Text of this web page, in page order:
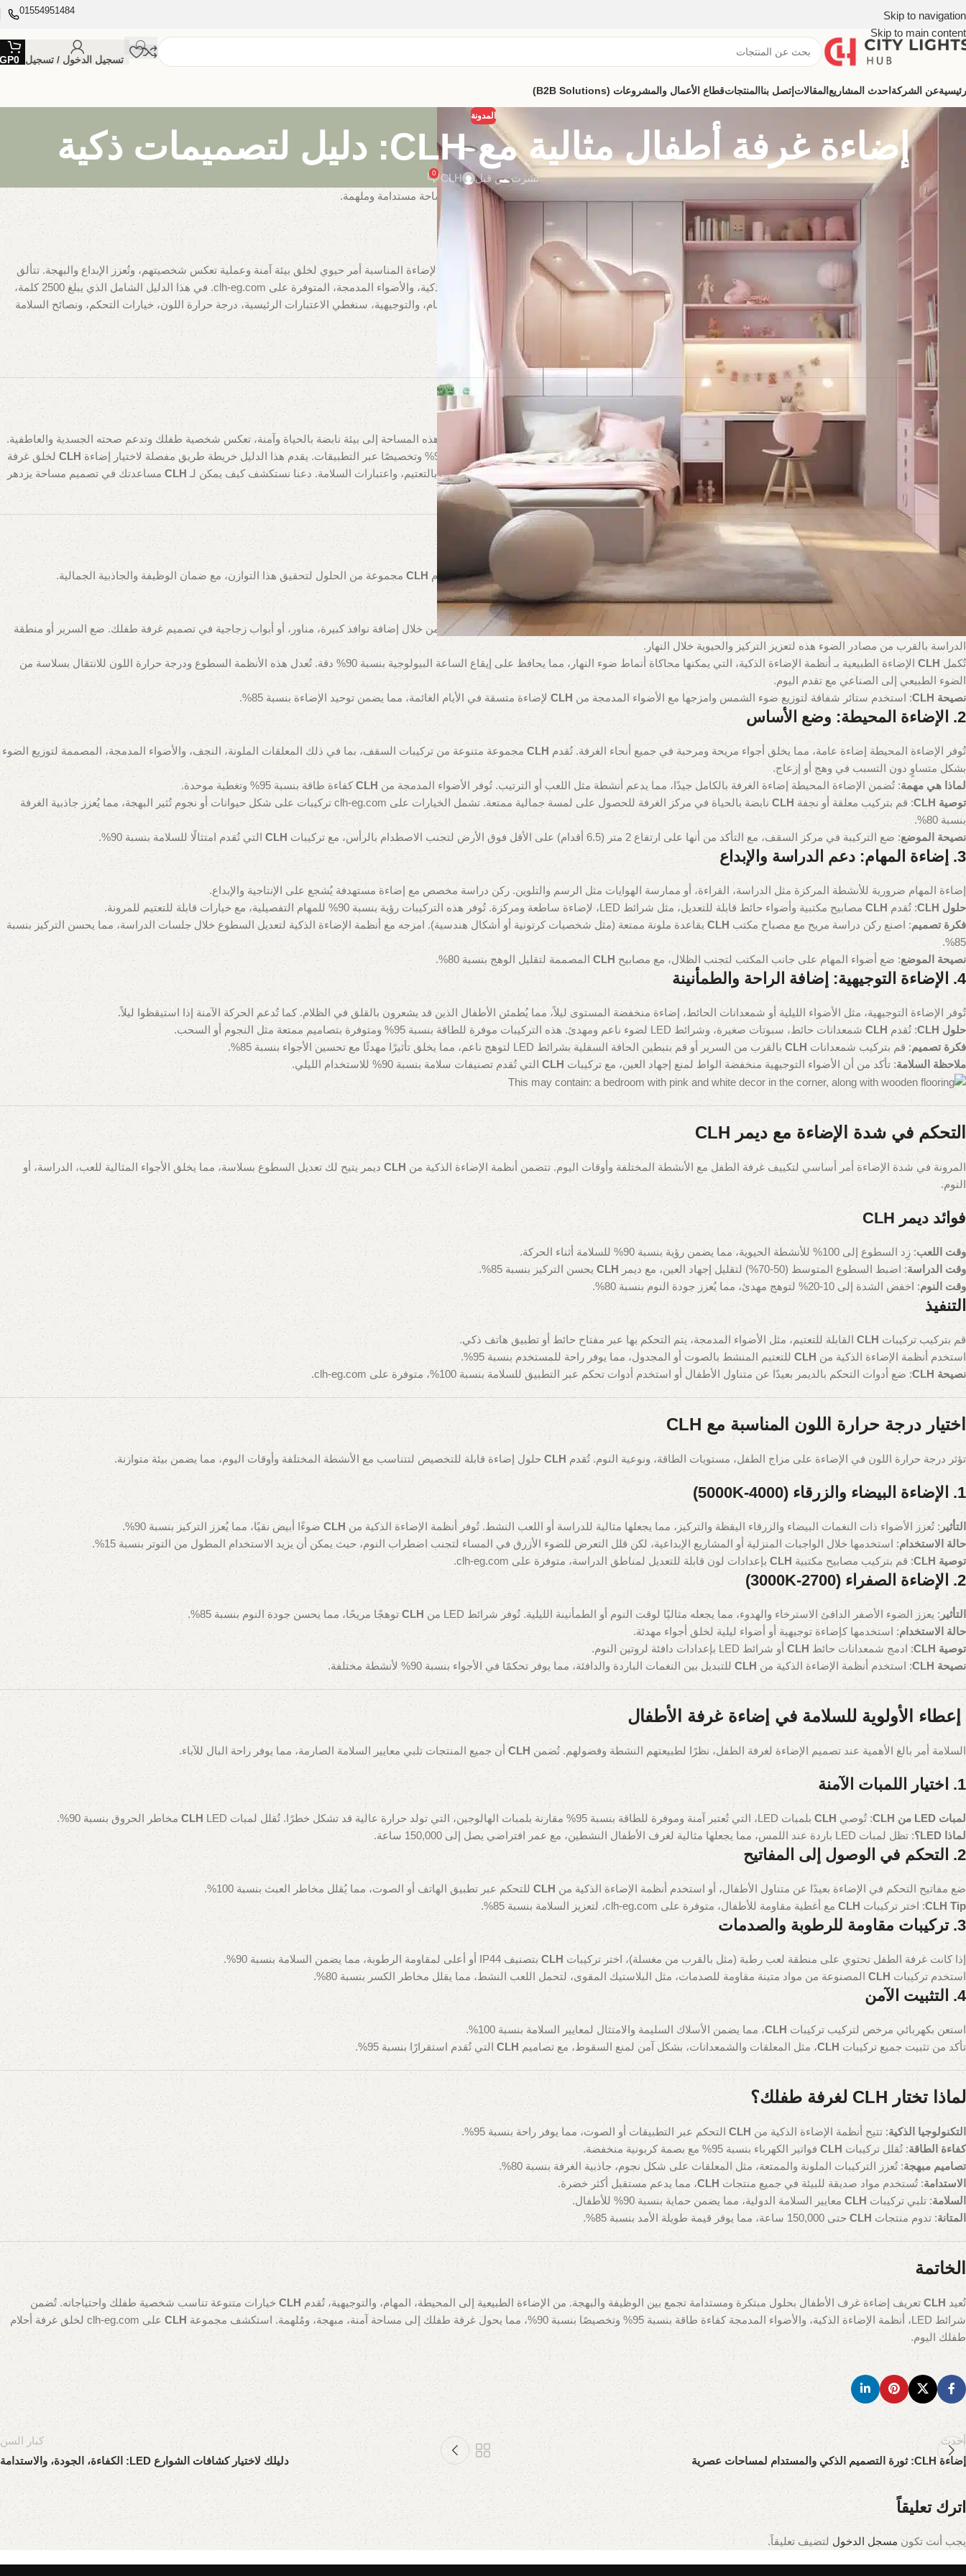
Skip to navigation
Skip to main content
01554951484
تسجيل الدخول / تسجيل 0
عن الشركة احدث المشاريع المقالات إتصل بنا المنتجاتقطاع الأعمال والمشروعات (B2B Solutions)
المدونة
إضاءة غرفة أطفال مثالية مع CLH: دليل لتصميمات ذكية
نشرت من قبل CLH
0
حوّل غرفة طفلك مع إضاءة CLH الآمنة والمبهجة! اكتشف شرائط LED وأنظمة الإضاءة الذكية على clh-eg.com لخلق مساحة مستدامة وملهمة.
تحويل غرفة طفلك مع CLH: دليل لإضاءة آمنة ومبهجة
غرفة الأطفال هي مساحة نابضة بالحياة في المنزل، حيث يقضي أطفالنا معظم أوقاتهم في اللعب، التعلم، والحلم. اختيار الإضاءة المناسبة أمر حيوي لخلق بيئة آمنة وعملية تعكس شخصيتهم، وتُعزز الإبداع والبهجة. تتألق
كعلامة تجارية رائدة في تقديم حلول إضاءة مبتكرة ومستدامة، من خلال منتجات مثل شرائط LED، أنظمة الإضاءة الذكية، والأضواء المدمجة، المتوفرة على clh-eg.com. في هذا الدليل الشامل الذي يبلغ 2500 كلمة،
نستعرض كيفية تحويل غرفة طفلك من مساحة عادية إلى مكان مبهج يُلهم خيالهم. من الإضاءة الطبيعية إلى المحيطة، المهام، والتوجيهية، سنغطي الاعتبارات الرئيسية، درجة حرارة اللون، خيارات التحكم، ونصائح السلامة
لخلق بيئة تُشجع طفلك على الازدهار.
المقدمة
غرفة الأطفال ليست مجرد مكان للنوم، بل هي ملاذ للعب، الدراسة، والتعبير عن الذات. يمكن للإضاءة المناسبة أن تحول هذه المساحة إلى بيئة نابضة بالحياة وآمنة، تعكس شخصية طفلك وتدعم صحته الجسدية والعاطفية.
في تقديم حلول إضاءة ذكية ومستدامة، مع منتجات مثل أنظمة الإضاءة الذكية التي تُوفر كفاءة طاقة بنسبة 95% وتخصيصًا عبر التطبيقات. يقدم هذا الدليل خريطة طريق مفصلة لاختيار إضاءة CLH لخلق غرفة
أطفال مبهجة وعملية، تغطي الإضاءة الطبيعية، المحيطة، المهام، والتوجيهية، إلى جانب درجة حرارة اللون، أدوات التحكم بالتعتيم، واعتبارات السلامة. دعنا نستكشف كيف يمكن لـ CLH مساعدتك في تصميم مساحة يزدهر
فيها طفلك.
تحقيق التوازن بين أنواع الإضاءة لغرفة أطفال مبهجة
يتطلب خلق غرفة أطفال مضيئة جيدًا مزيجًا من أنواع الإضاءة لتلبية الأنشطة المختلفة، من اللعب إلى الدراسة والنوم. تُقدم CLH مجموعة من الحلول لتحقيق هذا التوازن، مع ضمان الوظيفة والجاذبية الجمالية.
الإضاءة الطبيعية ضرورية لصحة الطفل، حيث تُعزز المزاج، مستويات الطاقة، والتطور الإدراكي. قم بتعظيم ضوء الشمس من خلال إضافة نوافذ كبيرة، مناور، أو أبواب زجاجية في تصميم غرفة طفلك. ضع السرير أو منطقة
الدراسة بالقرب من مصادر الضوء هذه لتعزيز التركيز والحيوية خلال النهار.
تُكمل CLH
الإضاءة الطبيعية بـ أنظمة الإضاءة الذكية، التي يمكنها محاكاة أنماط ضوء النهار، مما يحافظ على إيقاع الساعة البيولوجية بنسبة 90% دقة. تُعدل هذه الأنظمة السطوع ودرجة حرارة اللون للانتقال بسلاسة من
الضوء الطبيعي إلى الصناعي مع تقدم اليوم.
نصيحة CLH
: استخدم ستائر شفافة لتوزيع ضوء الشمس وامزجها مع الأضواء المدمجة من CLH لإضاءة متسقة في الأيام الغائمة، مما يضمن توحيد الإضاءة بنسبة 85%.
2. الإضاءة المحيطة: وضع الأساس
تُوفر الإضاءة المحيطة إضاءة عامة، مما يخلق أجواء مريحة ومرحبة في جميع أنحاء الغرفة. تُقدم CLH مجموعة متنوعة من تركيبات السقف، بما في ذلك المعلقات الملونة، النجف، والأضواء المدمجة، المصممة لتوزيع الضوء
بشكل متساوٍ دون التسبب في وهج أو إزعاج.
لماذا هي مهمة: تُضمن الإضاءة المحيطة إضاءة الغرفة بالكامل جيدًا، مما يدعم أنشطة مثل اللعب أو الترتيب. تُوفر الأضواء المدمجة من CLH كفاءة طاقة بنسبة 95% وتغطية موحدة.
توصية CLH
: قم بتركيب معلقة أو نجفة CLH
نابضة بالحياة في مركز الغرفة للحصول على لمسة جمالية ممتعة. تشمل الخيارات على clh-eg.com تركيبات على شكل حيوانات أو نجوم تُثير البهجة، مما يُعزز جاذبية الغرفة
بنسبة 80%.
نصيحة الموضع: ضع التركيبة في مركز السقف، مع التأكد من أنها على ارتفاع 2 متر (6.5 أقدام) على الأقل فوق الأرض لتجنب الاصطدام بالرأس، مع تركيبات CLH التي تُقدم امتثالًا للسلامة بنسبة 90%.
3. إضاءة المهام: دعم الدراسة والإبداع
إضاءة المهام ضرورية للأنشطة المركزة مثل الدراسة، القراءة، أو ممارسة الهوايات مثل الرسم والتلوين. ركن دراسة مخصص مع إضاءة مستهدفة يُشجع على الإنتاجية والإبداع.
حلول CLH
: تُقدم CLH مصابيح مكتبية وأضواء حائط قابلة للتعديل، مثل شرائط LED، لإضاءة ساطعة ومركزة. تُوفر هذه التركيبات رؤية بنسبة 90% للمهام التفصيلية، مع خيارات قابلة للتعتيم للمرونة.
فكرة تصميم: اصنع ركن دراسة مريح مع مصباح مكتب CLH بقاعدة ملونة ممتعة (مثل شخصيات كرتونية أو أشكال هندسية). امزجه مع أنظمة الإضاءة الذكية لتعديل السطوع خلال جلسات الدراسة، مما يحسن التركيز بنسبة
85%.
نصيحة الموضع: ضع أضواء المهام على جانب المكتب لتجنب الظلال، مع مصابيح CLH المصممة لتقليل الوهج بنسبة 80%.
4. الإضاءة التوجيهية: إضافة الراحة والطمأنينة
تُوفر الإضاءة التوجيهية، مثل الأضواء الليلية أو شمعدانات الحائط، إضاءة منخفضة المستوى ليلاً، مما يُطمئن الأطفال الذين قد يشعرون بالقلق في الظلام. كما تُدعم الحركة الآمنة إذا استيقظوا ليلاً.
حلول CLH
: تُقدم CLH شمعدانات حائط، سبوتات صغيرة، وشرائط LED لضوء ناعم ومهدئ. هذه التركيبات موفرة للطاقة بنسبة 95% ومتوفرة بتصاميم ممتعة مثل النجوم أو السحب.
فكرة تصميم: قم بتركيب شمعدانات CLH بالقرب من السرير أو قم بتبطين الحافة السفلية بشرائط LED لتوهج ناعم، مما يخلق تأثيرًا مهدئًا مع تحسين الأجواء بنسبة 85%.
ملاحظة السلامة: تأكد من أن الأضواء التوجيهية منخفضة الواط لمنع إجهاد العين، مع تركيبات CLH التي تُقدم تصنيفات سلامة بنسبة 90% للاستخدام الليلي.
التحكم في شدة الإضاءة مع ديمر CLH
المرونة في شدة الإضاءة أمر أساسي لتكييف غرفة الطفل مع الأنشطة المختلفة وأوقات اليوم. تتضمن أنظمة الإضاءة الذكية من CLH ديمر يتيح لك تعديل السطوع بسلاسة، مما يخلق الأجواء المثالية للعب، الدراسة، أو
النوم.
فوائد ديمر CLH
وقت اللعب: زِد السطوع إلى 100% للأنشطة الحيوية، مما يضمن رؤية بنسبة 90% للسلامة أثناء الحركة.
وقت الدراسة: اضبط السطوع المتوسط (50-70%) لتقليل إجهاد العين، مع ديمر CLH يحسن التركيز بنسبة 85%.
وقت النوم: اخفض الشدة إلى 10-20% لتوهج مهدئ، مما يُعزز جودة النوم بنسبة 80%.
التنفيذ
قم بتركيب تركيبات CLH القابلة للتعتيم، مثل الأضواء المدمجة، يتم التحكم بها عبر مفتاح حائط أو تطبيق هاتف ذكي.
استخدم أنظمة الإضاءة الذكية من CLH للتعتيم المنشط بالصوت أو المجدول، مما يوفر راحة للمستخدم بنسبة 95%.
نصيحة CLH
: ضع أدوات التحكم بالديمر بعيدًا عن متناول الأطفال أو استخدم أدوات تحكم عبر التطبيق للسلامة بنسبة 100%، متوفرة على clh-eg.com.
اختيار درجة حرارة اللون المناسبة مع CLH
تؤثر درجة حرارة اللون في الإضاءة على مزاج الطفل، مستويات الطاقة، ونوعية النوم. تُقدم CLH حلول إضاءة قابلة للتخصيص لتتناسب مع الأنشطة المختلفة وأوقات اليوم، مما يضمن بيئة متوازنة.
1. الإضاءة البيضاء والزرقاء (4000-5000K)
التأثير : تُعزز الأضواء ذات النغمات البيضاء والزرقاء اليقظة والتركيز، مما يجعلها مثالية للدراسة أو اللعب النشط. تُوفر أنظمة الإضاءة الذكية منCLH ضوءًا أبيض نقيًا، مما يُعزز التركيز بنسبة 90%.
حالة الاستخدام: استخدمها خلال الواجبات المنزلية أو المشاريع الإبداعية، لكن قلل التعرض للضوء الأزرق في المساء لتجنب اضطراب النوم، حيث يمكن أن يزيد الاستخدام المطول من التوتر بنسبة 15%.
توصية CLH
: قم بتركيب مصابيح مكتبية CLH بإعدادات لون قابلة للتعديل لمناطق الدراسة، متوفرة على clh-eg.com.
2. الإضاءة الصفراء (2700-3000K)
التأثير : يعزز الضوء الأصفر الدافئ الاسترخاء والهدوء، مما يجعله مثاليًا لوقت النوم أو الطمأنينة الليلية. تُوفر شرائط LED من CLH توهجًا مريحًا، مما يحسن جودة النوم بنسبة 85%.
حالة الاستخدام: استخدمها كإضاءة توجيهية أو أضواء ليلية لخلق أجواء مهدئة.
توصية CLH
: ادمج شمعدانات حائط CLH أو شرائط LED بإعدادات دافئة لروتين النوم.
نصيحة CLH
: استخدم أنظمة الإضاءة الذكية منCLH للتبديل بين النغمات الباردة والدافئة، مما يوفر تحكمًا في الأجواء بنسبة 90% لأنشطة مختلفة.
إعطاء الأولوية للسلامة في إضاءة غرفة الأطفال
السلامة أمر بالغ الأهمية عند تصميم الإضاءة لغرفة الطفل، نظرًا لطبيعتهم النشطة وفضولهم. تُضمن CLHأن جميع المنتجات تلبي معايير السلامة الصارمة، مما يوفر راحة البال للآباء.
1. اختيار اللمبات الآمنة
لمبات LED من CLH : تُوصي CLH بلمبات LED، التي تُعتبر آمنة وموفرة للطاقة بنسبة 95% مقارنة بلمبات الهالوجين، التي تولد حرارة عالية قد تشكل خطرًا. تُقلل لمبات CLH LED مخاطر الحروق بنسبة 90%.
لماذا LED؟
: تظل لمبات LED باردة عند اللمس، مما يجعلها مثالية لغرف الأطفال النشطين، مع عمر افتراضي يصل إلى 150,000 ساعة.
2. التحكم في الوصول إلى المفاتيح
ضع مفاتيح التحكم في الإضاءة بعيدًا عن متناول الأطفال، أو استخدم أنظمة الإضاءة الذكية من CLH للتحكم عبر تطبيق الهاتف أو الصوت، مما يُقلل مخاطر العبث بنسبة 100%.
CLH Tip: اختر تركيبات CLH مع أغطية مقاومة للأطفال، متوفرة على clh-eg.com، لتعزيز السلامة بنسبة 85%.
3. تركيبات مقاومة للرطوبة والصدمات
إذا كانت غرفة الطفل تحتوي على منطقة لعب رطبة (مثل بالقرب من مغسلة)، اختر تركيبات CLH بتصنيف IP44 أو أعلى لمقاومة الرطوبة، مما يضمن السلامة بنسبة 90%.
استخدم تركيبات CLH المصنوعة من مواد متينة مقاومة للصدمات، مثل البلاستيك المقوى، لتحمل اللعب النشط، مما يقلل مخاطر الكسر بنسبة 80%.
4. التثبيت الآمن
استعن بكهربائي مرخص لتركيب تركيباتCLH، مما يضمن الأسلاك السليمة والامتثال لمعايير السلامة بنسبة 100%.
تأكد من تثبيت جميع تركيبات CLH، مثل المعلقات والشمعدانات، بشكل آمن لمنع السقوط، مع تصاميم CLH التي تُقدم استقرارًا بنسبة 95%.
لماذا تختار CLH لغرفة طفلك؟
التكنولوجيا الذكية: تتيح أنظمة الإضاءة الذكية من CLH التحكم عبر التطبيقات أو الصوت، مما يوفر راحة بنسبة 95%.
كفاءة الطاقة: تُقلل تركيبات CLH فواتير الكهرباء بنسبة 95% مع بصمة كربونية منخفضة.
تصاميم مبهجة: تُعزز التركيبات الملونة والممتعة، مثل المعلقات على شكل نجوم، جاذبية الغرفة بنسبة 80%.
الاستدامة: تُستخدم مواد صديقة للبيئة في جميع منتجات CLH، مما يدعم مستقبل أكثر خضرة.
السلامة: تلبي تركيبات CLH معايير السلامة الدولية، مما يضمن حماية بنسبة 90% للأطفال.
المتانة: تدوم منتجات CLH حتى 150,000 ساعة، مما يوفر قيمة طويلة الأمد بنسبة 85%.
الخاتمة
تُعيد CLH تعريف إضاءة غرف الأطفال بحلول مبتكرة ومستدامة تجمع بين الوظيفة والبهجة. من الإضاءة الطبيعية إلى المحيطة، المهام، والتوجيهية، تُقدم CLH خيارات متنوعة تناسب شخصية طفلك واحتياجاته. تُضمن
شرائط LED، أنظمة الإضاءة الذكية، والأضواء المدمجة كفاءة طاقة بنسبة 95% وتخصيصًا بنسبة 90%، مما يحول غرفة طفلك إلى مساحة آمنة، مبهجة، ومُلهمة. استكشف مجموعة
CLH
على clh-eg.com لخلق غرفة أحلام
طفلك اليوم.
أحدث
إضاءة CLH: ثورة التصميم الذكي والمستدام لمساحات عصرية
كبار السن
دليلك لاختيار كشافات الشوارع LED: الكفاءة، الجودة، والاستدامة
اترك تعليقاً
يجب أنت تكونمسجل الدخول لتضيف تعليقاً.